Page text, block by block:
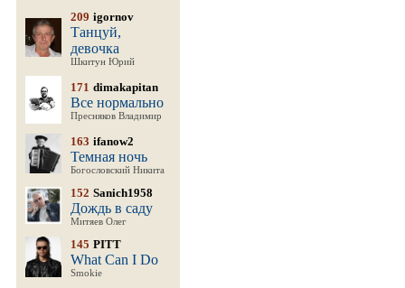
209 igornov
Танцуй,
девочка
Шкитун Юрий
171 dimakapitan
Все нормально
Пресняков Владимир
163 ifanow2
Темная ночь
Богословский Никита
152 Sanich1958
Дождь в саду
Митяев Олег
145 PITT
What Can I Do
Smokie